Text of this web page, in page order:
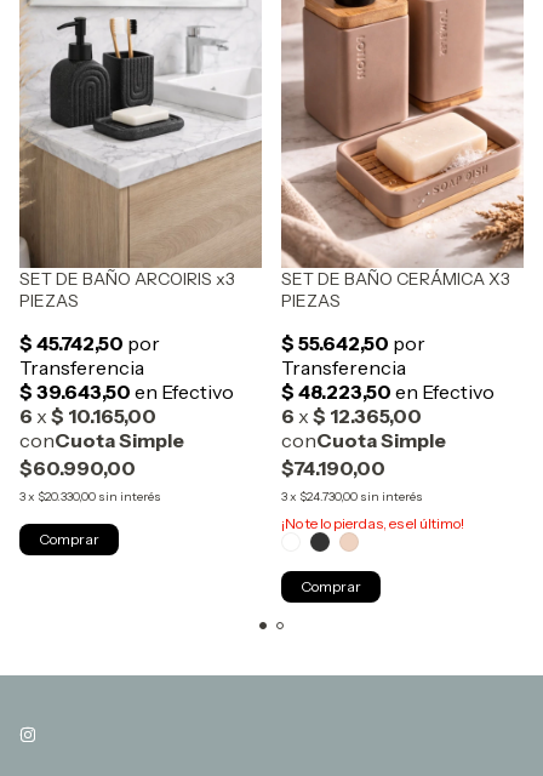
SET DE BAÑO ARCOIRIS x3
PIEZAS
$60.990,00
3x $20.330,00 sin interés
SET DE BAÑO CERÁMICA X3
PIEZAS
$74.190,00
3x $24.730,00 sin interés
¡No te lo pierdas, es el último!
Comprar